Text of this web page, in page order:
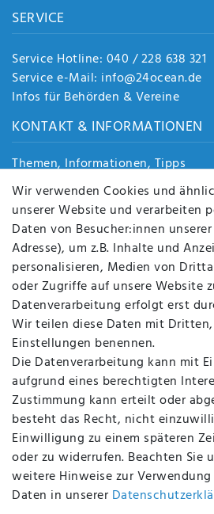
SERVICE
Service Hotline: 040 / 228 638 321
Service e-Mail: info@24ocean.de
Infos für Behörden & Vereine
KONTAKT & INFORMATIONEN
Themen, Informationen, Tipps
Jobs
Über uns
Kontakt
Datenschutz
AGB
FAQ
Batterieentsorgung
Altölverordnung
Impressum
BEQUEM UND SICHER
BEI UNS SIND SIE SICHER!
Wir verwenden Cookies und
unserer Website und verarbeiten
Daten von Besucher:innen
Adresse), um z.B. Inhalte und
personalisieren, Medien von
oder Zugriffe auf unsere Website
Datenverarbeitung erfolgt erst
Wir teilen diese Daten mit
Einstellungen benennen.
Die Datenverarbeitung kann mit
aufgrund eines berechtigten
Zustimmung kann erteilt oder
besteht das Recht, nicht
Einwilligung zu einem späteren
oder zu widerrufen. Beachten Sie
weitere Hinweise zur
Daten in unserer